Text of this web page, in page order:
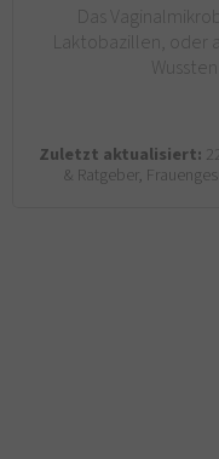
Das
Laktobazillen, oder
Zuletzt aktualisiert:
& Ratgeber,